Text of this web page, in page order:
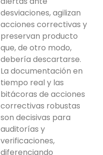
desviaciones, agilizan
acciones correctivas y
preservan producto
que, de otro modo,
debería descartarse.
La documentación en
tiempo real y las
bitácoras de acciones
correctivas robustas
son decisivas para
auditorías y
verificaciones,
diferenciando